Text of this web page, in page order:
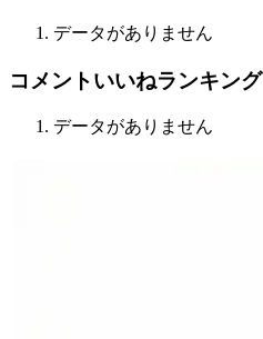
データがありません
コメントいいねランキング
データがありません